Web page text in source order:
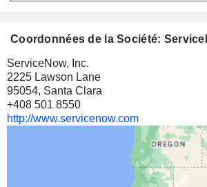
Coordonnées de la Société:
ServiceNow, Inc.
2225 Lawson Lane
95054, Santa Clara
+408 501 8550
http://www.servicenow.com